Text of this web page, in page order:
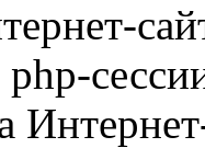
php-